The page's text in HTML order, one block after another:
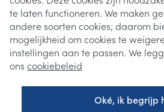
te laten functioneren. We maken
andere soorten cookies; daarom
mogelijkheid om cookies te
instellingen aan te passen. We
ons cookiebeleid
Oké, ik begrijp